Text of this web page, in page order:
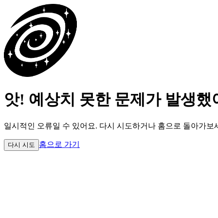
앗! 예상치 못한 문제가 발생했
일시적인 오류일 수 있어요. 다시 시도하거나 홈으로 돌아가보
다시 시도 홈으로 가기